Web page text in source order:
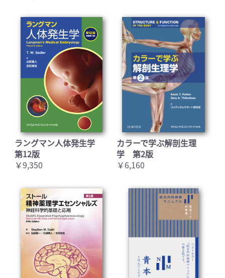
ラングマン人体発生学
第12版
￥9,350
カラーで学ぶ解剖生理
学 第2版
￥6,160